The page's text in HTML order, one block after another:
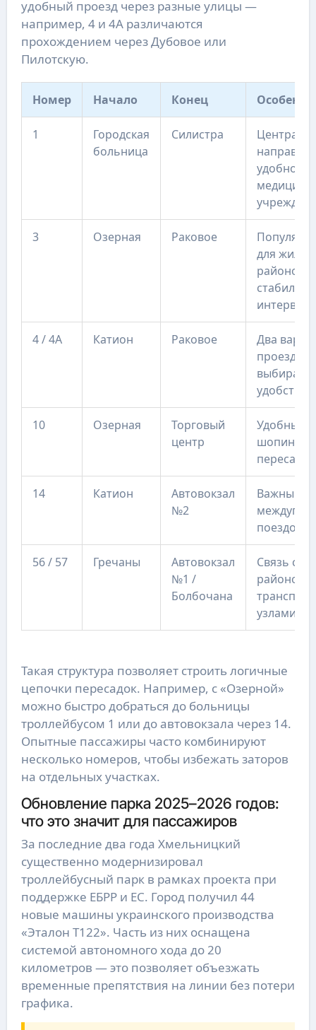
удобный проезд через разные улицы —
например, 4 и 4А различаются
прохождением через Дубовое или
Пилотскую.
Номер Начало Конец
1
Городская
больница
Силистра
удобное
3 Озерная Раковое
для жилых
районов,
интервал
4 / 4А Катион Раковое
Два
проезда,
удобству
10 Озерная
Торговый
центр
Удобный
шопинга и
пересадок
14 Катион
Автовокзал
№2
Важный
поездок
56 / 57 Гречаны
Автовокзал
№1 /
Болбочана
Связь
районов с
узлами
Такая структура позволяет строить логичные
цепочки пересадок. Например, с «Озерной»
можно быстро добраться до больницы
троллейбусом 1 или до автовокзала через 14.
Опытные пассажиры часто комбинируют
несколько номеров, чтобы избежать заторов
на отдельных участках.
Обновление парка 2025–2026 годов:
что это значит для пассажиров
За последние два года Хмельницкий
существенно модернизировал
троллейбусный парк в рамках проекта при
поддержке ЕБРР и ЕС. Город получил 44
новые машины украинского производства
«Эталон Т122». Часть из них оснащена
системой автономного хода до 20
километров — это позволяет объезжать
временные препятствия на линии без потери
графика.